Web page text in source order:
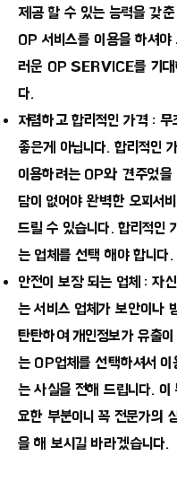
제공 할 수 있는 능력을 갖
OP 서비스를 이용을 하셔야
러운 OP SERVICE를 기대
다.
저렴하고 합리적인 가격 : 무
좋은게 아닙니다. 합리적인
이용하려는 OP와 견주었을
담이 없어야 완벽한 오피서
드릴 수 있습니다. 합리적인
는 업체를 선택 해야 합니다.
안전이 보장 되는 업체 : 자
는 서비스 업체가 보안이나
탄탄하여 개인정보가 유출
는 OP업체를 선택하셔서
는 사실을 전해 드립니다. 이
요한 부분이니 꼭 전문가의
을 해 보시길 바라겠습니다.